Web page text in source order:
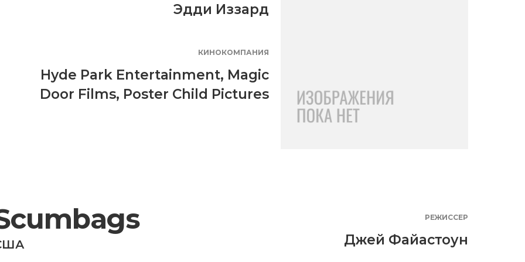
Эдди Иззард
КИНОКОМПАНИЯ
Hyde Park Entertainment, Magic
Door Films, Poster Child Pictures
РЕЖИССЕР
Джей Файастоун